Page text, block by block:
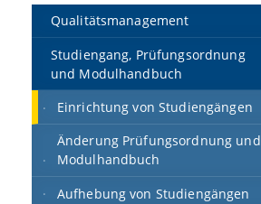
Qualitätsmanagement
Studiengang, Prüfungsordnung
und Modulhandbuch
Einrichtung von Studiengängen
Änderung Prüfungsordnung und
Modulhandbuch
Aufhebung von Studiengängen